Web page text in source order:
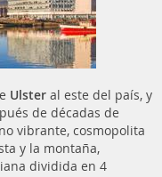
Ulster al este del país, y
de décadas de
vibrante, cosmopolita
y la montaña,
dividida en 4